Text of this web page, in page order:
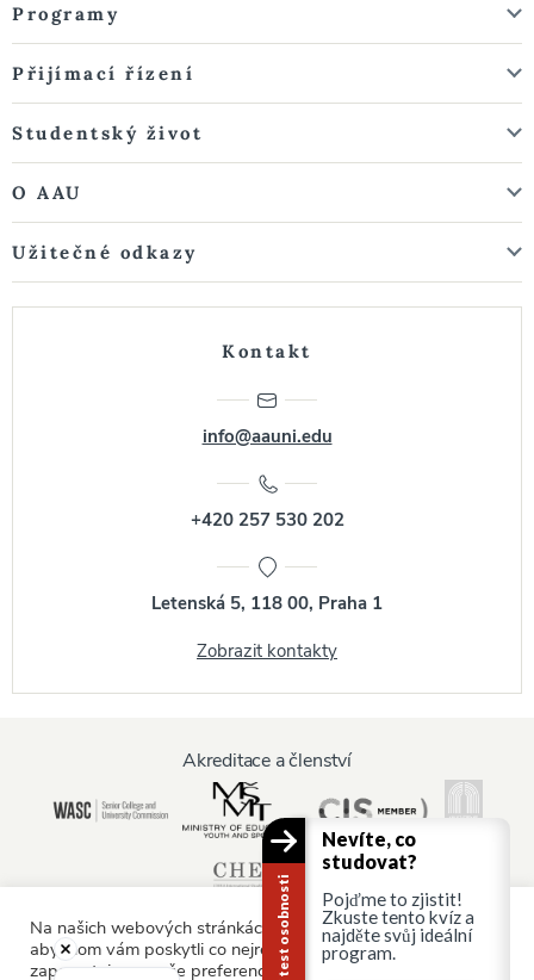
Programy
Přijímací řízení
Studentský život
O AAU
Užitečné odkazy
Kontakt
info@aauni.edu
+420 257 530 202
Letenská 5, 118 00, Praha 1
Zobrazit kontakty
Akreditace a členství
Na našich webových stránkách používáme soubory cookie,
abychom vám poskytli co nejrelevantnější služby tím, že si
zapamatujeme vaše preference a opakované návštěvy.
Nevíte, co
studovat?
Pojďme to zjistit!
Zkuste tento kvíz a
najděte svůj ideální
program.